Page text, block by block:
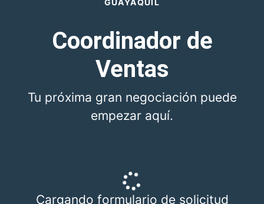
GUAYAQUIL
Coordinador de
Ventas
Tu próxima gran negociación puede
empezar aquí.
Cargando formulario de solicitud